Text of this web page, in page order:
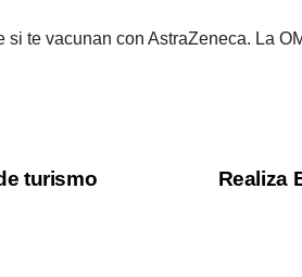
te vacunan con AstraZeneca. La
Realiza
turismo